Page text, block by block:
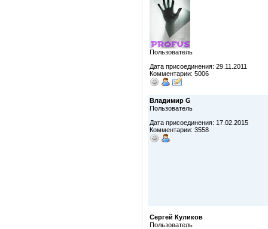
Пользователь
Дата присоединения: 29.11.2011
Комментарии: 5006
Владимир G
Пользователь
Дата присоединения: 17.02.2015
Комментарии: 3558
Сергей Куликов
Пользователь